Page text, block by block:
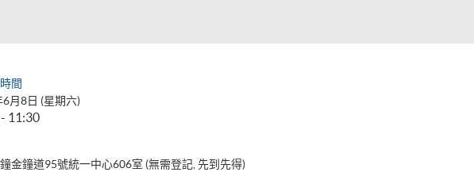
間
月8日 (星期六)
11:30
金鐘道95號統一中心606室 (無需登記, 先到先得)